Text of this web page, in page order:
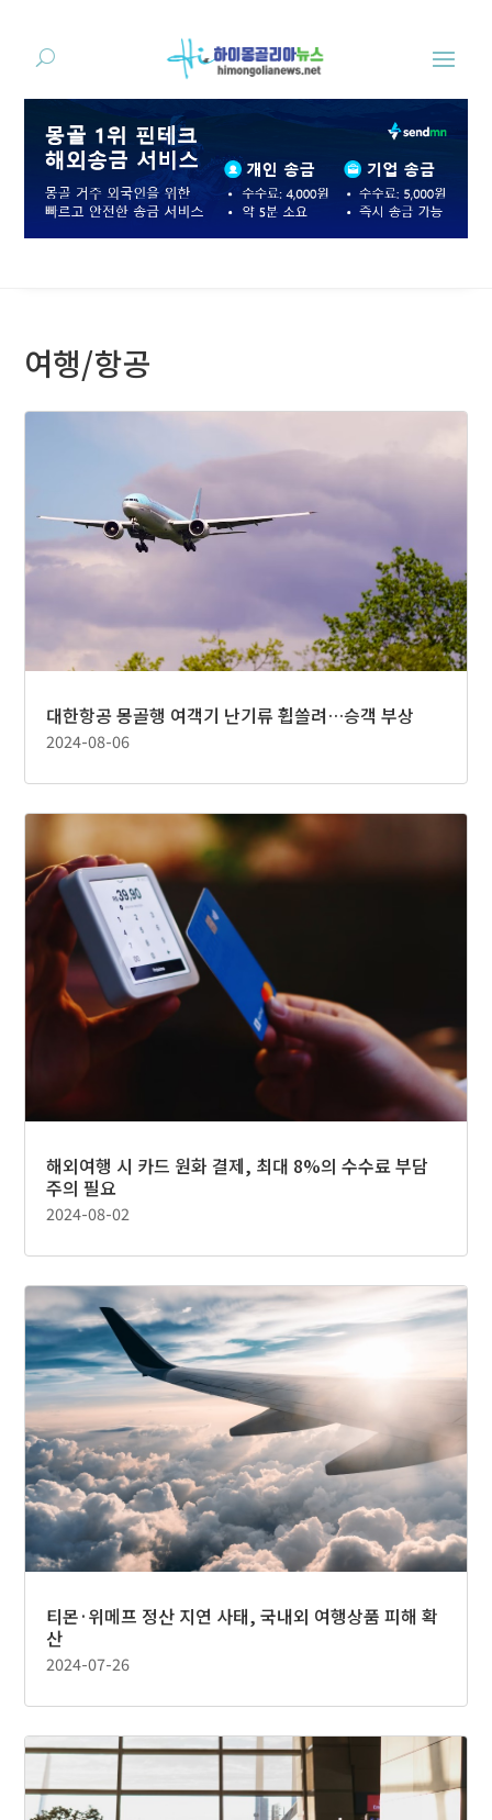
여행/항공
대한항공 몽골행 여객기 난기류 휩쓸려…승객 부상
2024-08-06
해외여행 시 카드 원화 결제, 최대 8%의 수수료 부담
주의 필요
2024-08-02
티몬·위메프 정산 지연 사태, 국내외 여행상품 피해 확
산
2024-07-26